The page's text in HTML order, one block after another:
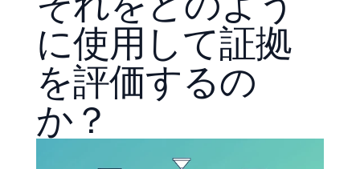
に使用して証拠
を評価するの
か？